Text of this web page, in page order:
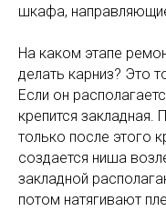
шкафа,
На каком этапе
делать карниз? Это
Если он
крепится закладная.
только после этого
создается ниша
закладной
потом натягивают